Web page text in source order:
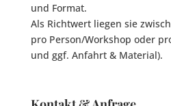
und Format.
Als Richtwert liegen sie
pro Person/Workshop oder
und ggf. Anfahrt & Material).